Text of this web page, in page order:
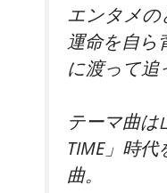
エンタメの
運命を自ら
に渡って追
テーマ曲は
TIME」時
曲。